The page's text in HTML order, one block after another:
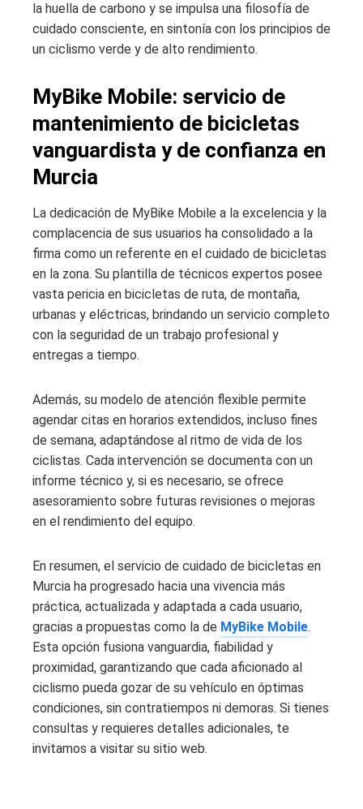
la huella de carbono y se impulsa una filosofía de
cuidado consciente, en sintonía con los principios de
un ciclismo verde y de alto rendimiento.
MyBike Mobile: servicio de
mantenimiento de bicicletas
vanguardista y de confianza en
Murcia
La dedicación de MyBike Mobile a la excelencia y la
complacencia de sus usuarios ha consolidado a la
firma como un referente en el cuidado de bicicletas
en la zona. Su plantilla de técnicos expertos posee
vasta pericia en bicicletas de ruta, de montaña,
urbanas y eléctricas, brindando un servicio completo
con la seguridad de un trabajo profesional y
entregas a tiempo.
Además, su modelo de atención flexible permite
agendar citas en horarios extendidos, incluso fines
de semana, adaptándose al ritmo de vida de los
ciclistas. Cada intervención se documenta con un
informe técnico y, si es necesario, se ofrece
asesoramiento sobre futuras revisiones o mejoras
en el rendimiento del equipo.
En resumen, el servicio de cuidado de bicicletas en
Murcia ha progresado hacia una vivencia más
práctica, actualizada y adaptada a cada usuario,
gracias a propuestas como la de MyBike Mobile.
Esta opción fusiona vanguardia, fiabilidad y
proximidad, garantizando que cada aficionado al
ciclismo pueda gozar de su vehículo en óptimas
condiciones, sin contratiempos ni demoras. Si tienes
consultas y requieres detalles adicionales, te
invitamos a visitar su sitio web.